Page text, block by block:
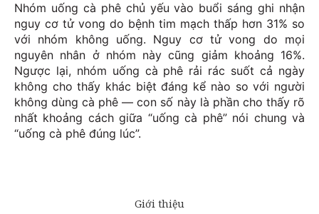
Nhóm uống cà phê chủ yếu vào buổi sáng ghi nhận
nguy cơ tử vong do bệnh tim mạch thấp hơn 31% so
với nhóm không uống. Nguy cơ tử vong do mọi
nguyên nhân ở nhóm này cũng giảm khoảng 16%.
Ngược lại, nhóm uống cà phê rải rác suốt cả ngày
không cho thấy khác biệt đáng kể nào so với người
không dùng cà phê — con số này là phần cho thấy rõ
nhất khoảng cách giữa “uống cà phê” nói chung và
“uống cà phê đúng lúc”.